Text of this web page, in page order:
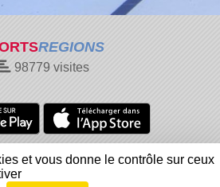
REGIONS
98779 visites
Gestion des cookies
Signaler un contenu inapproprié
et vous donne le contrôle sur ceux